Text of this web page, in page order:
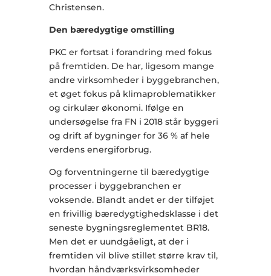
Christensen.
Den bæredygtige omstilling
PKC er fortsat i forandring med fokus
på fremtiden. De har, ligesom mange
andre virksomheder i byggebranchen,
et øget fokus på klimaproblematikker
og cirkulær økonomi. Ifølge en
undersøgelse fra FN i 2018 står byggeri
og drift af bygninger for 36 % af hele
verdens energiforbrug.
Og forventningerne til bæredygtige
processer i byggebranchen er
voksende. Blandt andet er der tilføjet
en frivillig bæredygtighedsklasse i det
seneste bygningsreglementet BR18.
Men det er uundgåeligt, at der i
fremtiden vil blive stillet større krav til,
hvordan håndværksvirksomheder